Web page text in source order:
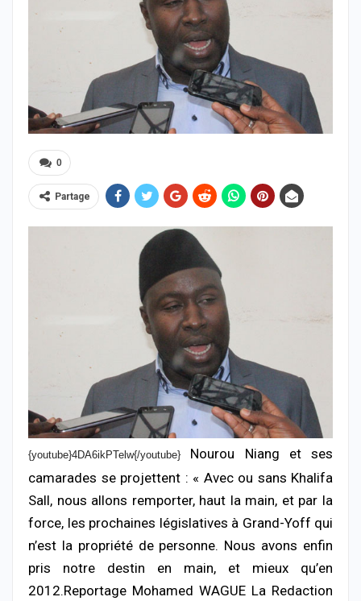
0
Partage
{youtube}4DA6ikPTelw{/youtube} Nourou Niang et ses
camarades se projettent : « Avec ou sans Khalifa
Sall, nous allons remporter, haut la main, et par la
force, les prochaines législatives à Grand-Yoff qui
n’est la propriété de personne. Nous avons enfin
pris notre destin en main, et mieux qu’en
2012.Reportage Mohamed WAGUE La Redaction